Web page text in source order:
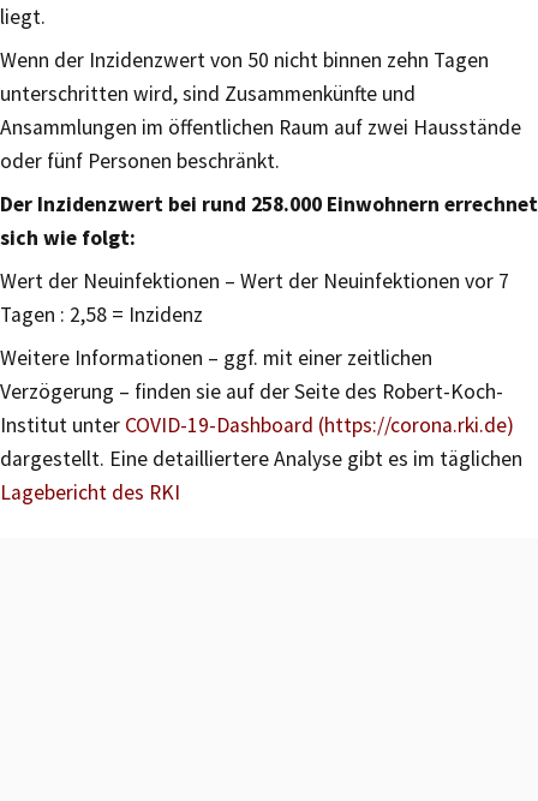
liegt.
Wenn der Inzidenzwert von 50 nicht binnen zehn Tagen
unterschritten wird, sind Zusammenkünfte und
Ansammlungen im öffentlichen Raum auf zwei Hausstände
oder fünf Personen beschränkt.
Der Inzidenzwert bei rund 258.000 Einwohnern errechnet
sich wie folgt:
Wert der Neuinfektionen – Wert der Neuinfektionen vor 7
Tagen : 2,58 = Inzidenz
Weitere Informationen – ggf. mit einer zeitlichen
Verzögerung – finden sie auf der Seite des Robert-Koch-
Institut unter COVID-19-Dashboard (https://corona.rki.de)
dargestellt. Eine detailliertere Analyse gibt es im täglichen
Lagebericht des RKI